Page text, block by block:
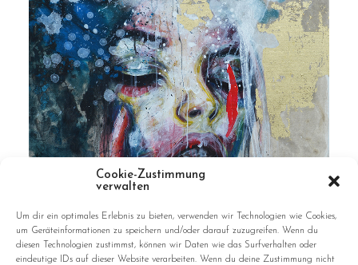
Cookie-Zustimmung
verwalten
Um dir ein optimales Erlebnis zu bieten, verwenden wir Technologien wie Cookies,
um Geräteinformationen zu speichern und/oder darauf zuzugreifen. Wenn du
diesen Technologien zustimmst, können wir Daten wie das Surfverhalten oder
eindeutige IDs auf dieser Website verarbeiten. Wenn du deine Zustimmung nicht